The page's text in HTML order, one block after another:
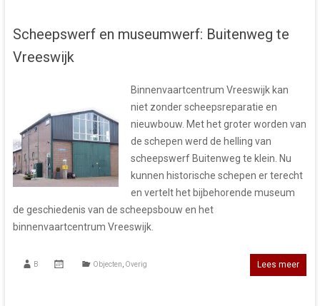
Scheepswerf en museumwerf: Buitenweg te
Vreeswijk
Binnenvaartcentrum Vreeswijk kan
niet zonder scheepsreparatie en
nieuwbouw. Met het groter worden van
de schepen werd de helling van
scheepswerf Buitenweg te klein. Nu
kunnen historische schepen er terecht
en vertelt het bijbehorende museum
de geschiedenis van de scheepsbouw en het
binnenvaartcentrum Vreeswijk.
B Objecten Overig Lees meer